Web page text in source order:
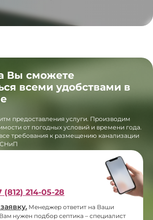
Вы сможете
всеми удобствами в
предоставления услуги. Производим
от погодных условий и времени года.
требования к размещению канализации
СНиП
(812) 214-05-28
. Менеджер ответит на Ваши
нужен подбор септика – специалист